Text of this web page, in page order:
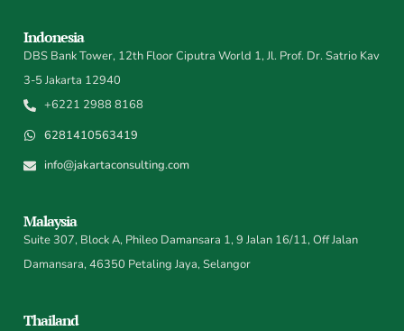
Indonesia
DBS Bank Tower, 12th Floor Ciputra World 1, Jl. Prof. Dr. Satrio Kav
3-5 Jakarta 12940
+6221 2988 8168
6281410563419
info@jakartaconsulting.com
Malaysia
Suite 307, Block A, Phileo Damansara 1, 9 Jalan 16/11, Off Jalan
Damansara, 46350 Petaling Jaya, Selangor
Thailand